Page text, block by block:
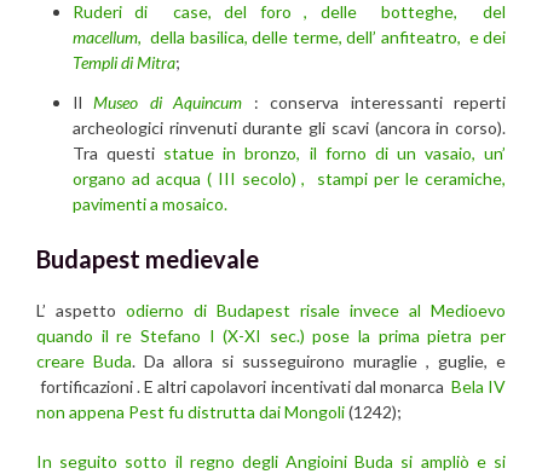
Ruderi di case, del foro , delle botteghe, del
macellum, della basilica, delle terme, dell’ anfiteatro, e dei
Templi di Mitra;
IlMuseo di Aquincum : conserva interessanti reperti
archeologici rinvenuti durante gli scavi (ancora in corso).
Tra questi statue in bronzo, il forno di un vasaio, un’
organo ad acqua ( III secolo) , stampi per le ceramiche,
pavimenti a mosaico.
Budapest medievale
L’ aspetto odierno di Budapest risale invece al Medioevo
quando il re Stefano I (X-XI sec.) pose la prima pietra per
creare Buda. Da allora si susseguirono muraglie , guglie, e
fortificazioni . E altri capolavori incentivati dal monarca Bela IV
non appena Pest fu distrutta dai Mongoli(1242);
In seguito sotto il regno degli Angioini Buda si ampliò e si